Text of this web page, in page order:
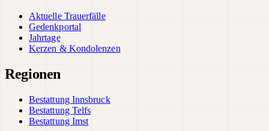
Aktuelle Trauerfälle
Gedenkportal
Jahrtage
Kerzen & Kondolenzen
Regionen
Bestattung Innsbruck
Bestattung Telfs
Bestattung Imst